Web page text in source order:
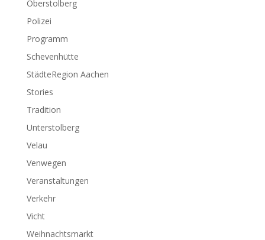
Oberstolberg
Polizei
Programm
Schevenhütte
StädteRegion Aachen
Stories
Tradition
Unterstolberg
Velau
Venwegen
Veranstaltungen
Verkehr
Vicht
Weihnachtsmarkt